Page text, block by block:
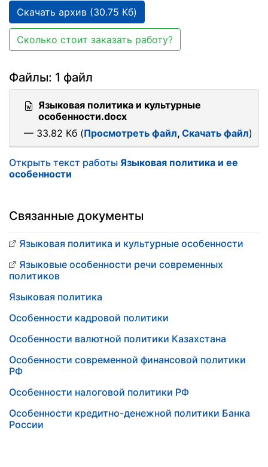
Скачать архив (30.75 Кб)
Сколько стоит заказать работу?
Файлы: 1 файл
Языковая политика и культурные
особенности.docx
— 33.82 Кб (Просмотреть файл, Скачать файл)
Открыть текст работы Языковая политика и ее
особенности
Связанные документы
Языковая политика и культурные особенности
Языковые особенности речи современных
политиков
Языковая политика
Особенности кадровой политики
Особенности валютной политики Казахстана
Особенности современной финансовой политики
РФ
Особенности налоговой политики РФ
Особенности кредитно-денежной политики Банка
России